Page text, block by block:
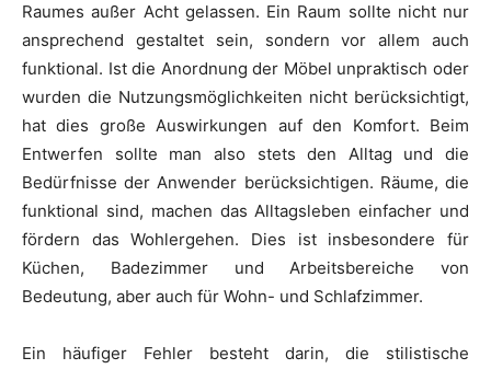
Raumes außer Acht gelassen. Ein Raum sollte nicht nur
ansprechend gestaltet sein, sondern vor allem auch
funktional. Ist die Anordnung der Möbel unpraktisch oder
wurden die Nutzungsmöglichkeiten nicht berücksichtigt,
hat dies große Auswirkungen auf den Komfort. Beim
Entwerfen sollte man also stets den Alltag und die
Bedürfnisse der Anwender berücksichtigen. Räume, die
funktional sind, machen das Alltagsleben einfacher und
fördern das Wohlergehen. Dies ist insbesondere für
Küchen, Badezimmer und Arbeitsbereiche von
Bedeutung, aber auch für Wohn- und Schlafzimmer.
Ein häufiger Fehler besteht darin, die stilistische